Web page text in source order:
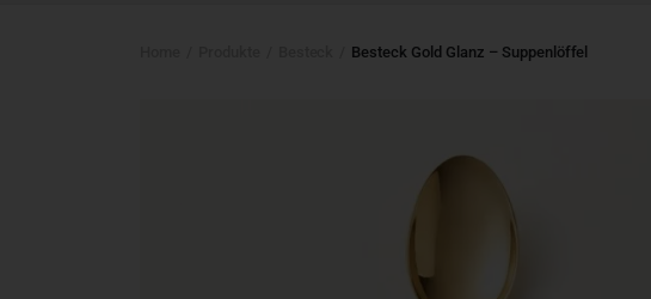
Besteck Gold Glanz – Suppenlöffel